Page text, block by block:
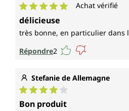
Note moyenne de 5 sur 5
Achat vérifié
délicieuse
très bonne, en particulier dans
Répondre2
Stefanie de Allemagne
Note moyenne de 4 sur 5
Bon produit